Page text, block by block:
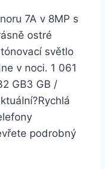
7A v 8MP s
ostré
světlo
v noci. 1 061
GB3 GB /
podrobný